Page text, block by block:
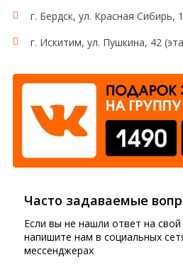
г. Бердск, ул. Красная Сибирь,
г. Искитим, ул. Пушкина, 42
Часто задаваемые
Если вы не нашли ответ на
напишите нам в социальных
мессенджерах